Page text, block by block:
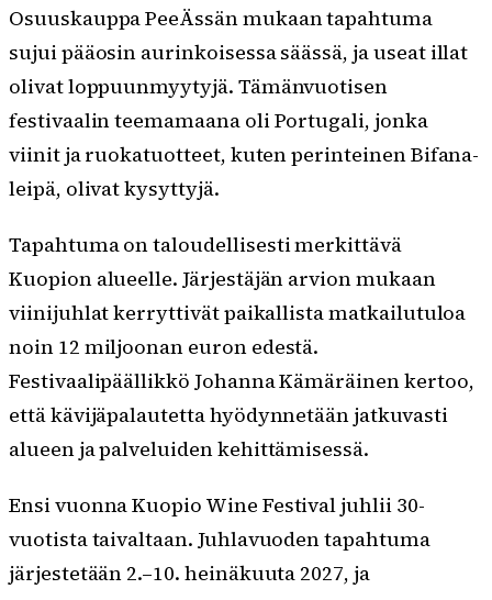
Osuuskauppa PeeÄssän mukaan tapahtuma
sujui pääosin aurinkoisessa säässä, ja useat illat
olivat loppuunmyytyjä. Tämänvuotisen
festivaalin teemamaana oli Portugali, jonka
viinit ja ruokatuotteet, kuten perinteinen Bifana-
leipä, olivat kysyttyjä.
Tapahtuma on taloudellisesti merkittävä
Kuopion alueelle. Järjestäjän arvion mukaan
viinijuhlat kerryttivät paikallista matkailutuloa
noin 12 miljoonan euron edestä.
Festivaalipäällikkö Johanna Kämäräinen kertoo,
että kävijäpalautetta hyödynnetään jatkuvasti
alueen ja palveluiden kehittämisessä.
Ensi vuonna Kuopio Wine Festival juhlii 30-
vuotista taivaltaan. Juhlavuoden tapahtuma
järjestetään 2.–10. heinäkuuta 2027, ja